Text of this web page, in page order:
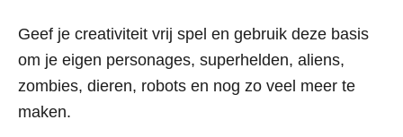
Geef je creativiteit vrij spel en gebruik deze basis
om je eigen personages, superhelden, aliens,
zombies, dieren, robots en nog zo veel meer te
maken.